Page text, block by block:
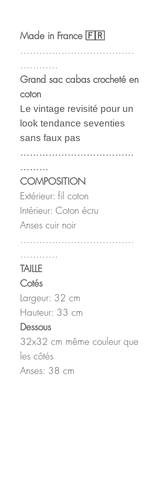
Made in France 🇫🇷
………………………………
…………
Grand sac cabas crocheté en
coton
Le vintage revisité pour un
look tendance seventies
sans faux pas
………………………………
………
COMPOSITION
Extérieur: fil coton
Intérieur: Coton écru
Anses cuir noir
………………………………
…………
TAILLE
Cotés
Largeur: 32 cm
Hauteur: 33 cm
Dessous
32x32 cm même couleur que
les côtés
Anses: 38 cm